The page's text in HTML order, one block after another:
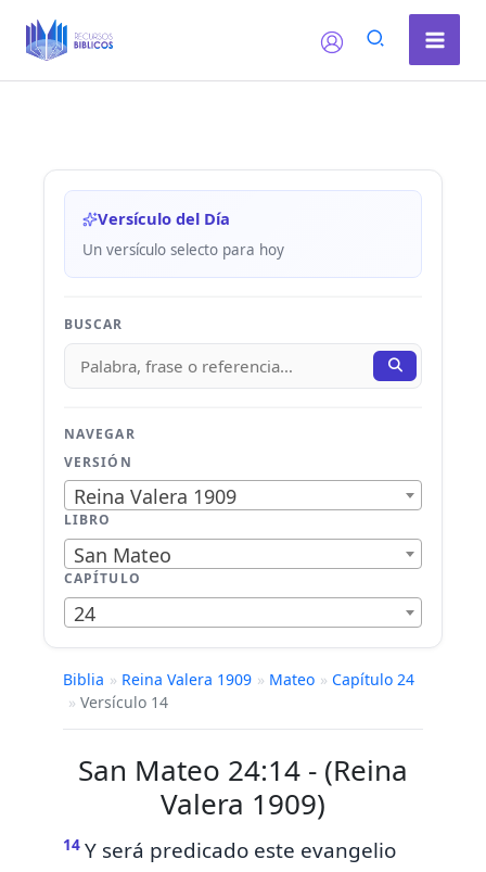
Versículo del Día
Un versículo selecto para hoy
BUSCAR
NAVEGAR
VERSIÓN
Reina Valera 1909
LIBRO
San Mateo
CAPÍTULO
24
Biblia » Reina Valera 1909 » Mateo » Capítulo 24
» Versículo 14
San Mateo 24:14 - (Reina
Valera 1909)
14 Y será predicado este evangelio